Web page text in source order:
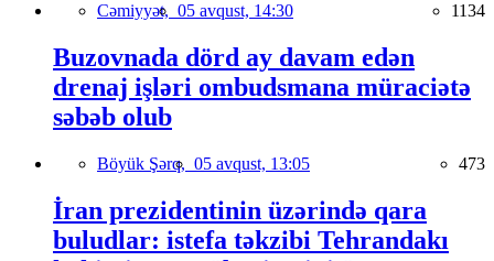
Cəmiyyət, 05 avqust, 14:30 1134
Buzovnada dörd ay davam edən
drenaj işləri ombudsmana müraciətə
səbəb olub
Böyük Şərq, 05 avqust, 13:05 473
İran prezidentinin üzərində qara
buludlar: istefa təkzibi Tehrandakı